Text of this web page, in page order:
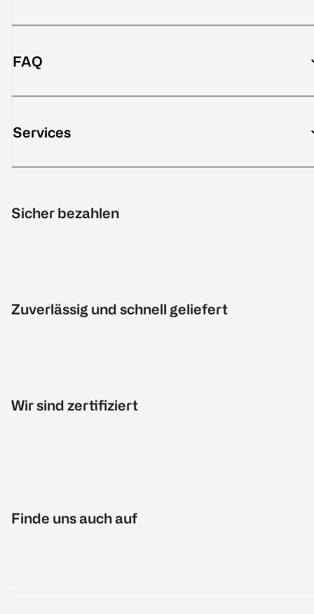
FAQ
Services
Sicher bezahlen
Zuverlässig und schnell geliefert
Wir sind zertifiziert
Finde uns auch auf